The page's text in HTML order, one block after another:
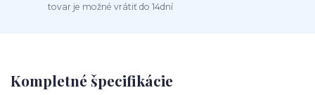
tovar je možné vrátiť do 14dní
Kompletné špecifikácie